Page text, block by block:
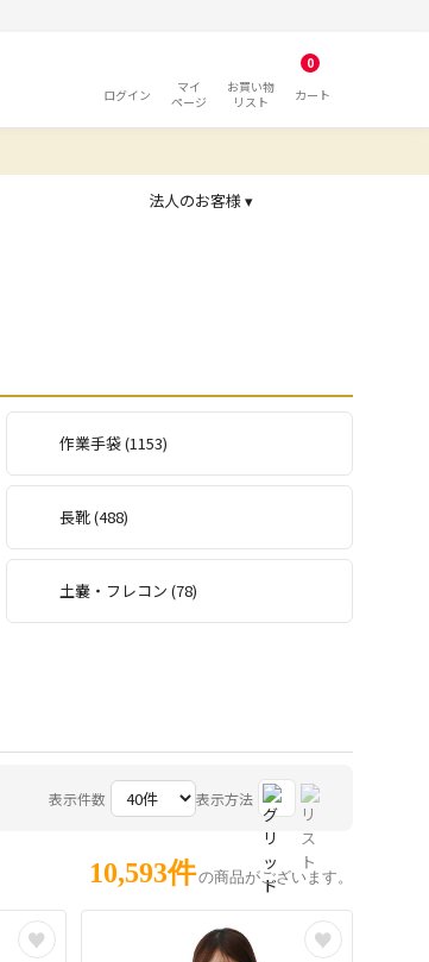
ログイン
マイ
ページ
お買い物
リスト
0
カート
法人のお客様 ▾
作業手袋 (1153)
長靴 (488)
土嚢・フレコン (78)
表示件数 表示方法
10,593件の商品がございます。